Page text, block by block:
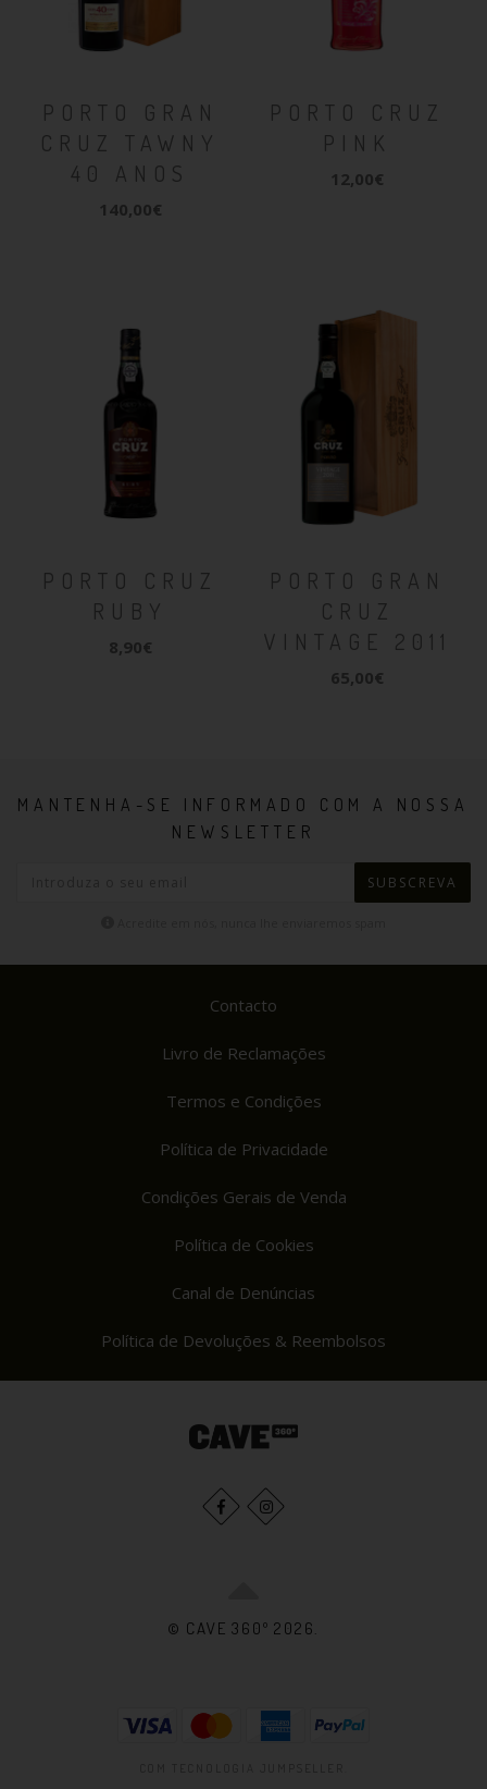
PORTO GRAN
CRUZ TAWNY
40 ANOS
140,00€
PORTO CRUZ
PINK
12,00€
PORTO CRUZ
RUBY
8,90€
PORTO GRAN
CRUZ
VINTAGE 2011
65,00€
MANTENHA-SE INFORMADO COM A NOSSA
NEWSLETTER
SUBSCREVA
Contacto
Livro de Reclamações
Termos e Condições
Política de Privacidade
Condições Gerais de Venda
Política de Cookies
Canal de Denúncias
Política de Devoluções & Reembolsos
© CAVE 360º 2026.